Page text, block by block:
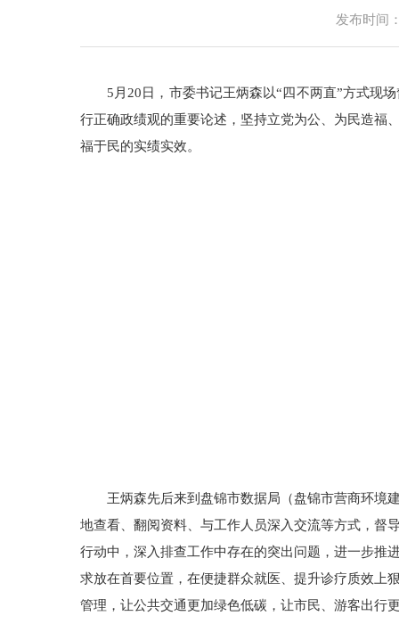
发布时间
5月20日，市委书记王炳森以“四不两直”方式现
行正确政绩观的重要论述，坚持立党为公、为民造福
福于民的实绩实效。
王炳森先后来到盘锦市数据局（盘锦市营商环境
地查看、翻阅资料、与工作人员深入交流等方式，督
行动中，深入排查工作中存在的突出问题，进一步推
求放在首要位置，在便捷群众就医、提升诊疗质效上
管理，让公共交通更加绿色低碳，让市民、游客出行